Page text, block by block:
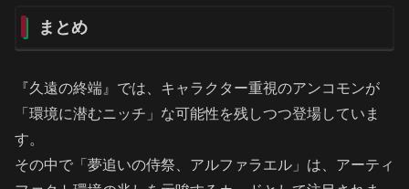
まとめ
『久遠の終端』では、キャラクター重視のアンコモンが
「環境に潜むニッチ」な可能性を残しつつ登場していま
す。
その中で「夢追いの侍祭、アルファラエル」は、アーティ